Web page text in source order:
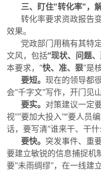
三、盯住"转化率"，
转化率要求资政报告
效果。
党政部门用稿有其特
文风，包括“现状、问题
本要求，"快、准、狠"是
要短。现在的领导都
会"千字文"写作，开门见
要实。 对策建议一定
视""要加大投入"“要人员
话，要写清"谁来干、干
要快。 突发事件、重
要建立敏锐的信息捕捉机
要"未雨绸缪"，在一线建